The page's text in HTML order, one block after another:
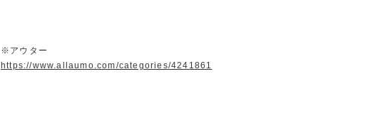
※アウター
https://www.allaumo.com/categories/4241861